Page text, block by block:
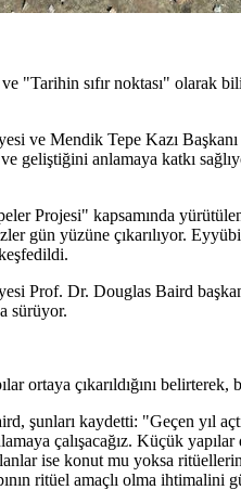
"Tarihin sıfır noktası" olarak
ve Mendik Tepe Kazı
geliştiğini anlamaya katkı
Projesi" kapsamında
gün yüzüne çıkarılıyor.
Prof. Dr. Douglas Baird
sürüyor.
ortaya çıkarıldığını belirterek,
şunları kaydetti: "Geçen yıl
çalışacağız. Küçük
ise konut mu yoksa
ritüel amaçlı olma ihtimalini